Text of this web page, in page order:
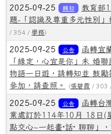
2025-09-25 轉知
教育部
題-「認識及尊重多元性別」
/ 354 / 學務)
2025-09-25 公告
函轉宜
「緣定，心宜是你」未 婚
物語一日遊，請轉知並 鼓
參加，請查照。
(張碧霞 / 303
2025-09-25 公告
函轉台
業處訂於114年10月 18日(
點交心~一起畫·話· 聊聊」